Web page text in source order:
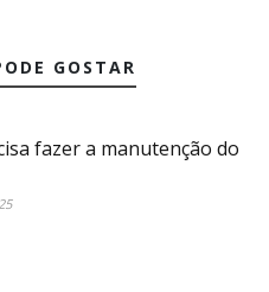
GOSTAR
fazer a manutenção do